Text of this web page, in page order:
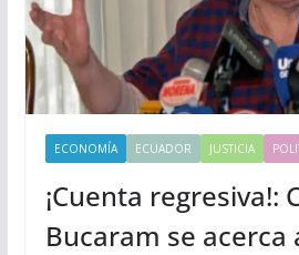
ECONOMÍA ECUADOR JUSTICIA
¡Cuenta regresiva!:
Bucaram se acerca